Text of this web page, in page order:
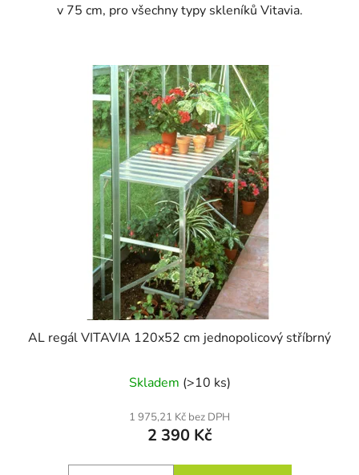
v 75 cm, pro všechny typy skleníků Vitavia.
AL regál VITAVIA 120x52 cm jednopolicový stříbrný
Skladem (>10 ks)
1 975,21 Kč bez DPH
2 390 Kč